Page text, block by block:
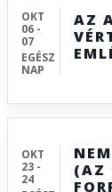
OKT
06 -
07
EGÉSZ
NAP
AZ
OKT
23 -
24
(AZ